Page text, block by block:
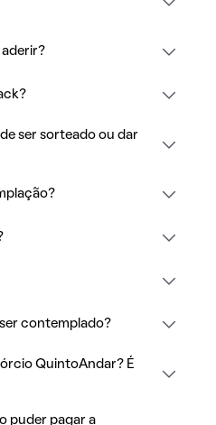
aderir?
ser sorteado ou dar
contemplado?
QuintoAndar? É
puder pagar a